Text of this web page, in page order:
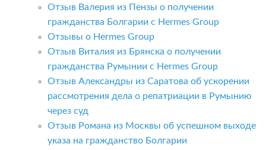
Отзыв Валерия из Пензы о получении
гражданства Болгарии с Hermes Group
Отзывы о Hermes Group
Отзыв Виталия из Брянска о получении
гражданства Румынии с Hermes Group
Отзыв Александры из Саратова об ускорении
рассмотрения дела о репатриации в Румынию
через суд
Отзыв Романа из Москвы об успешном выходе
указа на гражданство Болгарии